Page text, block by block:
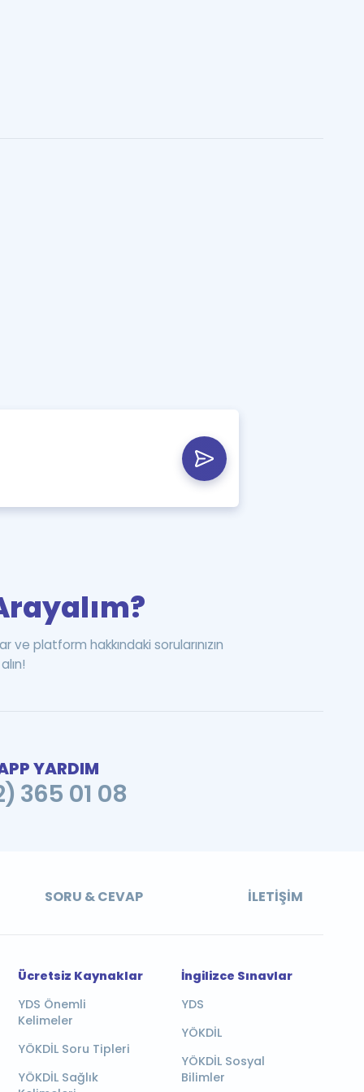
ve platform hakkındaki sorularınızın
YARDIM
365 01 08
SORU & CEVAP İLETIŞIM
Ücretsiz Kaynaklar
YDS Önemli
Kelimeler
YÖKDİL Soru Tipleri
YÖKDİL Sağlık
İngilizce Sınavlar
YDS
YÖKDİL
YÖKDİL Sosyal
Bilimler